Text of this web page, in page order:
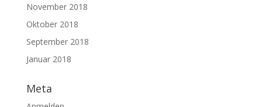
November 2018
Oktober 2018
September 2018
Januar 2018
Meta